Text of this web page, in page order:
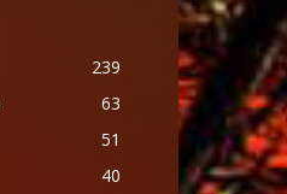
239
63
51
40